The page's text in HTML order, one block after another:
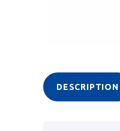
DESCRIPTION